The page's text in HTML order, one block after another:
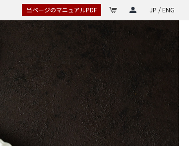
JP / ENG
当ページのマニュアルPDF